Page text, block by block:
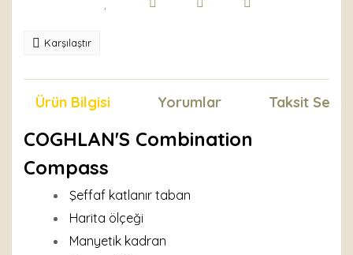
Karşılaştır
Ürün Bilgisi Yorumlar Taksit
COGHLAN'S Combination
Compass
Şeffaf katlanır taban
Harita ölçeği
Manyetik kadran